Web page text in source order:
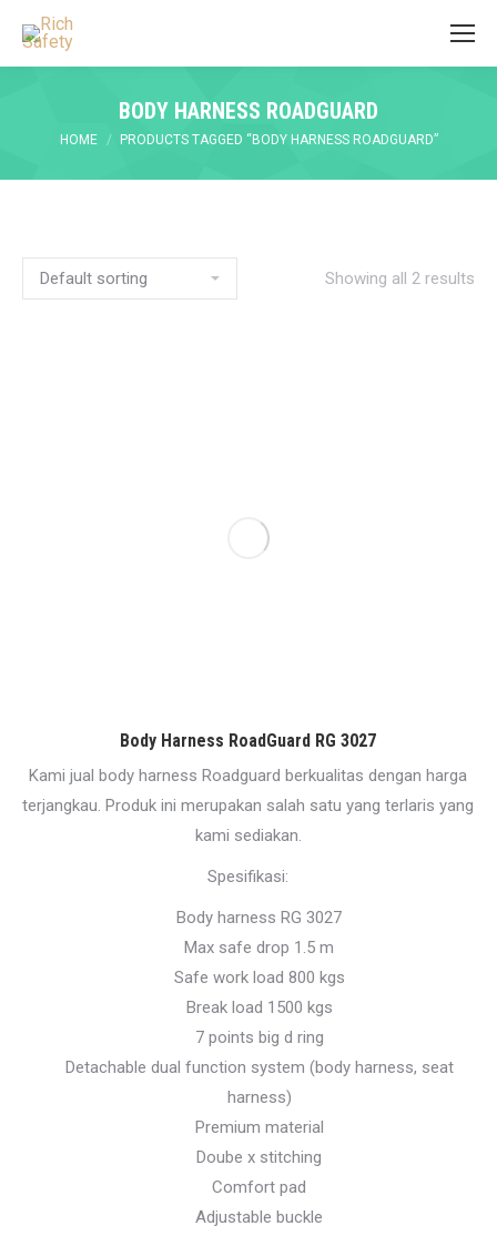
BODY HARNESS ROADGUARD
You are here:
HOME PRODUCTS TAGGED “BODY HARNESS ROADGUARD”
Showing all 2 results
Body Harness RoadGuard RG 3027
Kami jual body harness Roadguard berkualitas dengan harga
terjangkau. Produk ini merupakan salah satu yang terlaris yang
kami sediakan.
Spesifikasi:
Body harness RG 3027
Max safe drop 1.5 m
Safe work load 800 kgs
Break load 1500 kgs
7 points big d ring
Detachable dual function system (body harness, seat
harness)
Premium material
Doube x stitching
Comfort pad
Adjustable buckle